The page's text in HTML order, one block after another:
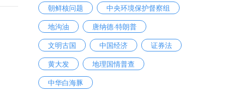
朝鲜核问题
中央环境保护督察组
地沟油
唐纳德·特朗普
文明古国
中国经济
证券法
黄大发
地理国情普查
中华白海豚